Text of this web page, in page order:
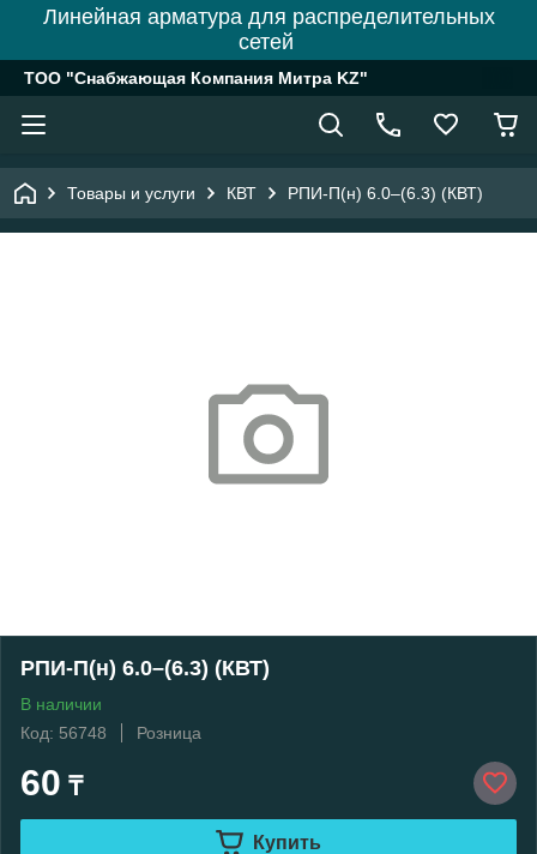
Линейная арматура для распределительных
сетей
ТОО "Снабжающая Компания Митра KZ"
Товары и услуги КВТ РПИ-П(н) 6.0–(6.3) (КВТ)
РПИ-П(н) 6.0–(6.3) (КВТ)
В наличии
Код: 56748
Розница
60 ₸
Купить